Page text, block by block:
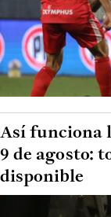
Así funciona
9 de agosto:
disponible